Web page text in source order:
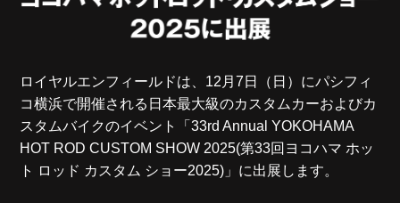
ロイヤルエンフィールドは、12月7日（日）にパシフィ
コ横浜で開催される日本最大級のカスタムカーおよびカ
スタムバイクのイベント「33rd Annual YOKOHAMA
HOT ROD CUSTOM SHOW 2025(第33回ヨコハマ ホッ
ト ロッド カスタム ショー2025)」に出展します。